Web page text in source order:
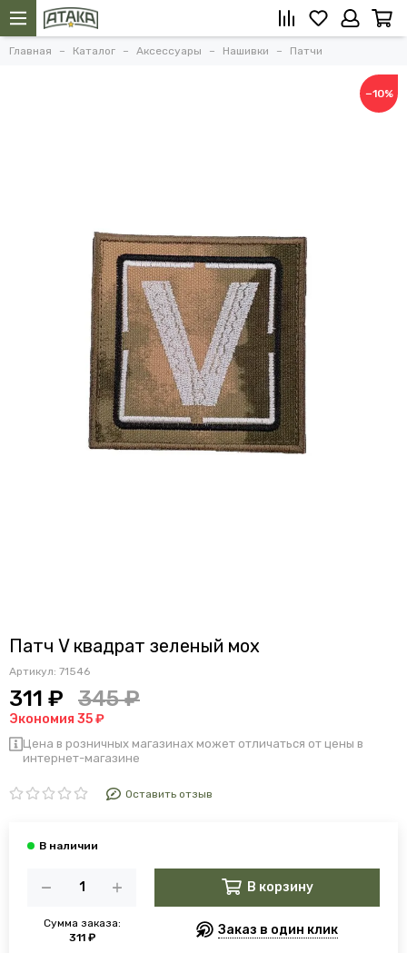
Главная Каталог Аксессуары Нашивки Патчи
−10%
Патч V квадрат зеленый мох
Артикул: 71546
311 ₽ 345 ₽
Экономия 35 ₽
Цена в розничных магазинах может отличаться от цены в
интернет-магазине
Оставить отзыв
Сумма заказа:
311 ₽
В корзину
Заказ в один клик